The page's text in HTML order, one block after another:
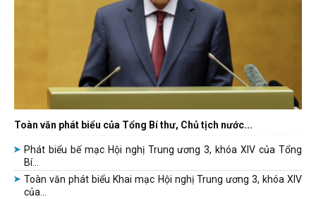
Toàn văn phát biểu của Tổng Bí thư, Chủ tịch nước...
Phát biểu bế mạc Hội nghị Trung ương 3, khóa XIV của Tổng
Bí...
Toàn văn phát biểu Khai mạc Hội nghị Trung ương 3, khóa XIV
của...